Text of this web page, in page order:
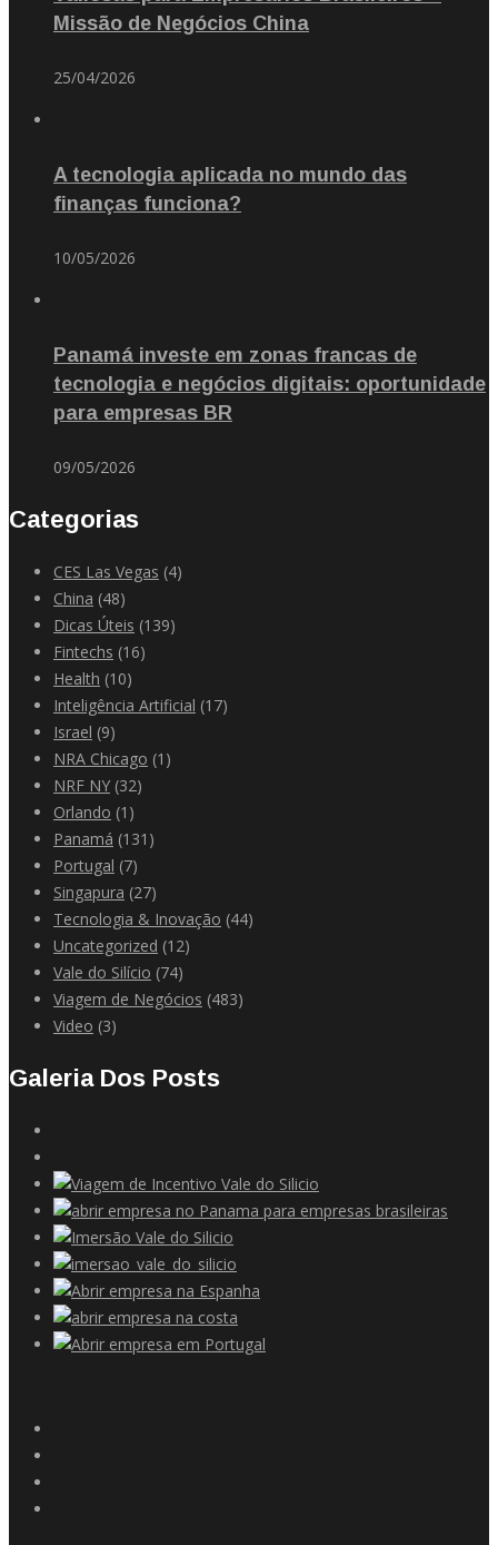
Missão de Negócios China
25/04/2026
A tecnologia aplicada no mundo das
finanças funciona?
10/05/2026
Panamá investe em zonas francas de
tecnologia e negócios digitais: oportunidade
para empresas BR
09/05/2026
Categorias
CES Las Vegas (4)
China (48)
Dicas Úteis (139)
Fintechs (16)
Health (10)
Inteligência Artificial (17)
Israel (9)
NRA Chicago (1)
NRF NY (32)
Orlando (1)
Panamá (131)
Portugal (7)
Singapura (27)
Tecnologia & Inovação (44)
Uncategorized (12)
Vale do Silício (74)
Viagem de Negócios (483)
Video (3)
Galeria Dos Posts